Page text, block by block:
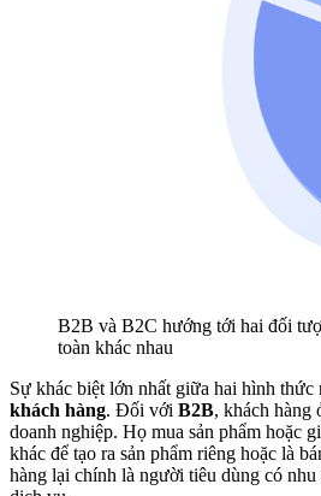
B2B và B2C hướng tới hai đối
toàn khác nhau
Sự khác biệt lớn nhất giữa hai hình thức
khách hàng. Đối với B2B, khách hàng
doanh nghiệp. Họ mua sản phẩm hoặc
khác để tạo ra sản phẩm riêng hoặc là
hàng lại chính là người tiêu dùng có nhu